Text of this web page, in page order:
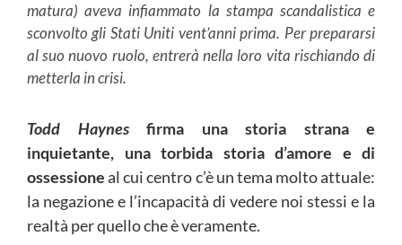
matura) aveva infiammato la stampa scandalistica e
sconvolto gli Stati Uniti vent’anni prima. Per prepararsi
al suo nuovo ruolo, entrerà nella loro vita rischiando di
metterla in crisi.
Todd Haynesfirma una storia strana e
inquietante, una torbida storia d’amore e di
ossessioneal cui centro c’è un tema molto attuale:
la negazione e l’incapacità di vedere noi stessi e la
realtà per quello che è veramente.